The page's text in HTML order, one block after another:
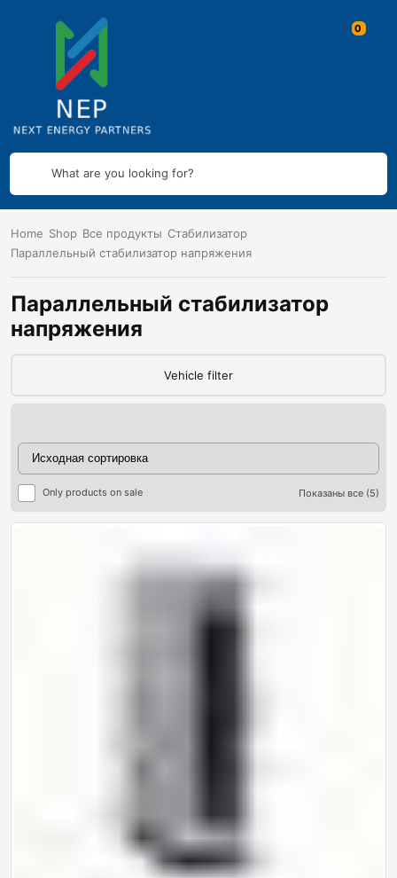
What are you looking for?
Home Shop Все продукты Стабилизатор
Параллельный стабилизатор напряжения
Параллельный стабилизатор
напряжения
Vehicle filter
Only products on sale Показаны все (5)